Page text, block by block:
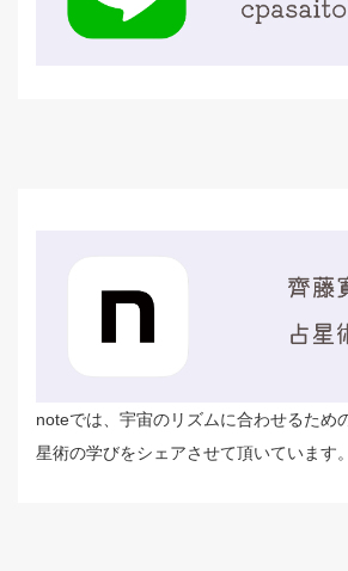
noteでは、宇宙のリズムに合わせるため
星術の学びをシェアさせて頂いています。